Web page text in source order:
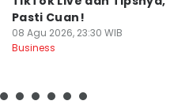
Pasti Cuan!
08 Agu 2026, 23:30 WIB
Business